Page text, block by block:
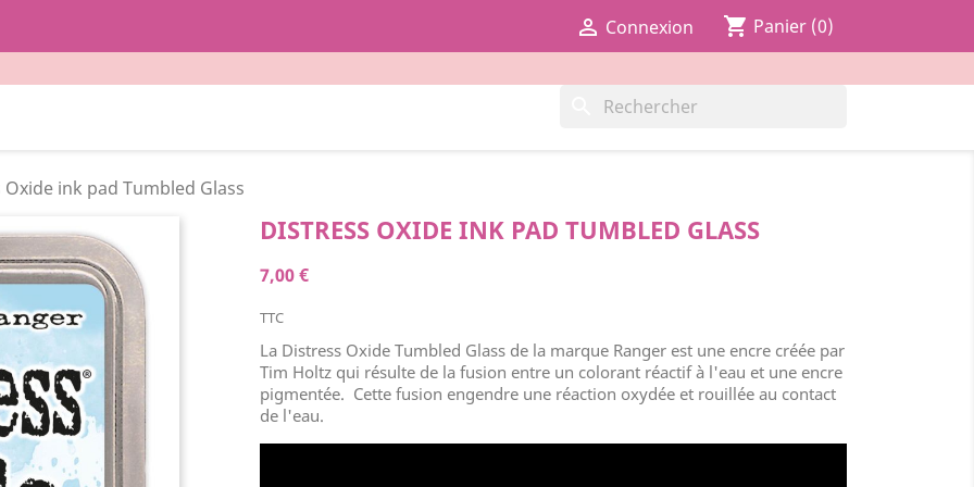
 Connexion shopping_cart Panier (0)
ink pad Tumbled Glass
DISTRESS OXIDE INK PAD TUMBLED GLASS
7,00 €
TTC
La Distress Oxide Tumbled Glass de la marque Ranger est une encre créée par
Tim Holtz qui résulte de la fusion entre un colorant réactif à l'eau et une encre
pigmentée. Cette fusion engendre une réaction oxydée et rouillée au contact
de l'eau.